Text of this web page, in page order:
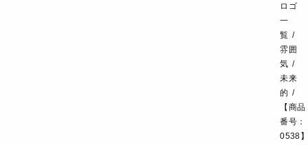
ロゴ
一
覧
雰囲
気
未来
的
【商品
番号：
0538】